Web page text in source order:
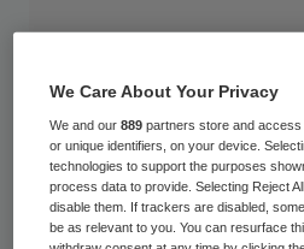
De kwaliteit van de
prostaatkanker kan
verhoogd wanneer de
geconcentreerd in
We Care About Your Privacy
We and our889 partners store and
or unique identifiers, on your device.
technologies to support the purposes
process data to provide. Selecting Reject
disable them. If trackers are disabled,
be as relevant to you. You can resurface